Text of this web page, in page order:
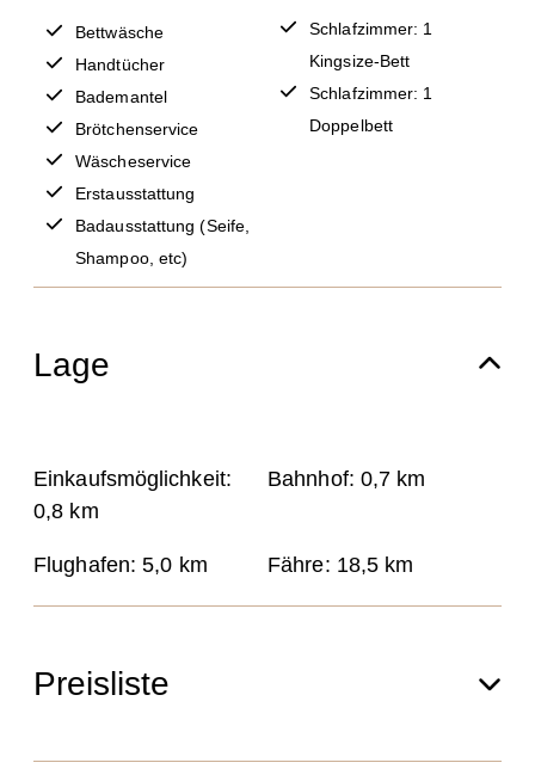
Bettwäsche
Handtücher
Bademantel
Brötchenservice
Wäscheservice
Erstausstattung
Badausstattung (Seife,
Shampoo, etc)
Schlafzimmer: 1
Kingsize-Bett
Schlafzimmer: 1
Doppelbett
Lage
Einkaufsmöglichkeit:
0,8 km
Bahnhof: 0,7 km
Flughafen:5,0 km Fähre: 18,5 km
Preisliste